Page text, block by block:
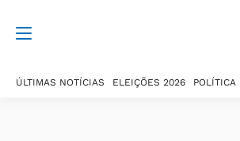
ÚLTIMAS NOTÍCIAS ELEIÇÕES 2026 POLÍTICA